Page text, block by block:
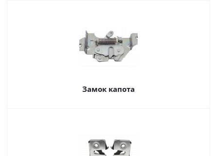
Замок капота